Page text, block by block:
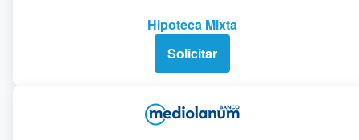
Hipoteca Mixta
Solicitar